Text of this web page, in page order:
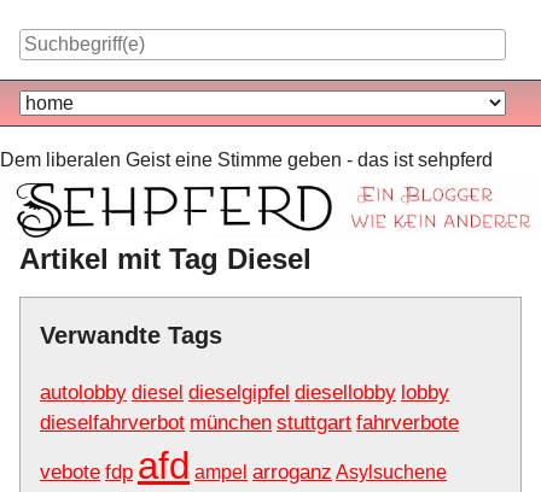
Navigation
Dem liberalen Geist eine Stimme geben - das ist sehpferd
Artikel mit Tag Diesel
Verwandte Tags
autolobby diesel dieselgipfel diesellobby lobby
dieselfahrverbot münchen stuttgart fahrverbote
vebote fdp afd ampel arroganz Asylsuchene